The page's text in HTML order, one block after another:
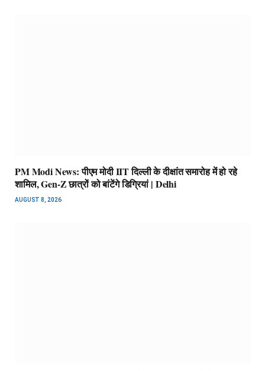
PM Modi News: पीएम मोदी IIT दिल्ली के दीक्षांत समारोह में हो रहे
शामिल, Gen-Z छात्रों को बांटेंगे डिग्रियां | Delhi
AUGUST 8, 2026